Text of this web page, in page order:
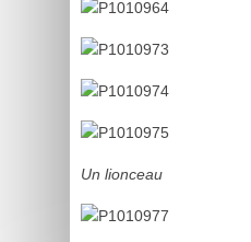
Un lionceau